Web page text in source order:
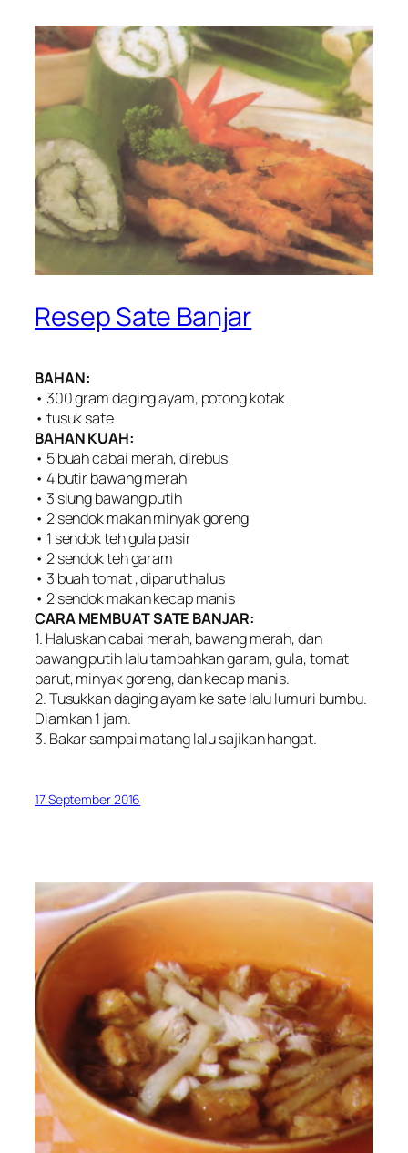
Resep Sate Banjar
BAHAN:
• 300 gram daging ayam, potong kotak
• tusuk sate
BAHAN KUAH:
• 5 buah cabai merah, direbus
• 4 butir bawang merah
• 3 siung bawang putih
• 2 sendok makan minyak goreng
• 1 sendok teh gula pasir
• 2 sendok teh garam
• 3 buah tomat , diparut halus
• 2 sendok makan kecap manis
CARA MEMBUAT SATE BANJAR:
1. Haluskan cabai merah, bawang merah, dan
bawang putih lalu tambahkan garam, gula, tomat
parut, minyak goreng, dan kecap manis.
2. Tusukkan daging ayam ke sate lalu lumuri bumbu.
Diamkan 1 jam.
3. Bakar sampai matang lalu sajikan hangat.
17 September 2016